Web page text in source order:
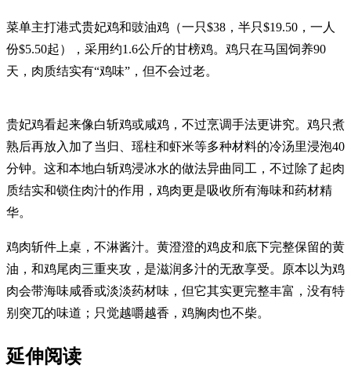
菜单主打港式贵妃鸡和豉油鸡（一只$38，半只$19.50，一人
份$5.50起），采用约1.6公斤的甘榜鸡。鸡只在马国饲养90
天，肉质结实有“鸡味”，但不会过老。
贵妃鸡看起来像白斩鸡或咸鸡，不过烹调手法更讲究。鸡只煮
熟后再放入加了当归、瑶柱和虾米等多种材料的冷汤里浸泡40
分钟。这和本地白斩鸡浸冰水的做法异曲同工，不过除了起肉
质结实和锁住肉汁的作用，鸡肉更是吸收所有海味和药材精
华。
鸡肉斩件上桌，不淋酱汁。黄澄澄的鸡皮和底下完整保留的黄
油，和鸡尾肉三重夹攻，是滋润多汁的无敌享受。原本以为鸡
肉会带海味咸香或淡淡药材味，但它其实更完整丰富，没有特
别突兀的味道；只觉越嚼越香，鸡胸肉也不柴。
延伸阅读